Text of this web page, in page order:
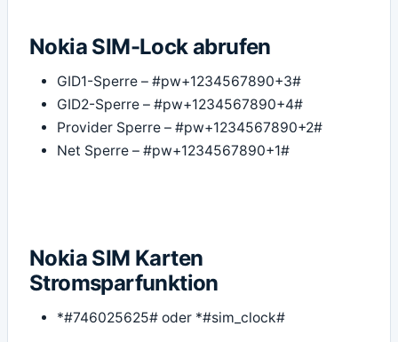
Nokia SIM-Lock abrufen
GID1-Sperre – #pw+1234567890+3#
GID2-Sperre – #pw+1234567890+4#
Provider Sperre – #pw+1234567890+2#
Net Sperre – #pw+1234567890+1#
Nokia SIM Karten
Stromsparfunktion
*#746025625# oder *#sim_clock#